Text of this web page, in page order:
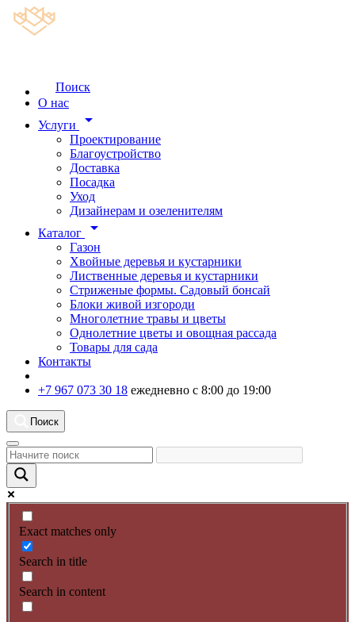
Поиск
О нас
Услуги
arrow_drop_down
Проектирование
Благоустройство
Доставка
Посадка
Уход
Дизайнерам и озеленителям
Каталог
arrow_drop_down
Газон
Хвойные деревья и кустарники
Лиственные деревья и кустарники
Стриженые формы. Садовый бонсай
Блоки живой изгороди
Многолетние травы и цветы
Однолетние цветы и овощная рассада
Товары для сада
Контакты
+7 967 073 30 18 ежедневно с 8:00 до 19:00
Поиск
Exact matches only
Search in title
Search in content